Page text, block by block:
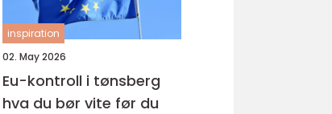
inspiration
02. May 2026
Eu-kontroll i tønsberg
hva du bør vite før du